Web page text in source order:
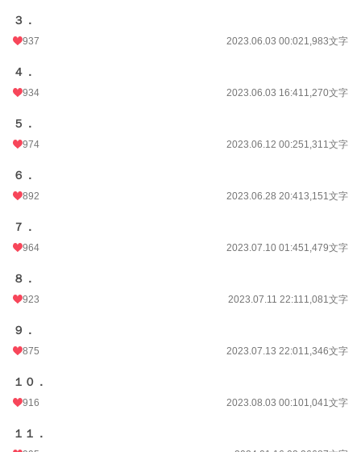
恋愛
お気に入り
24h.ポイント
文字数
更新日時
年間ポイント
３．
937 2023.06.03 00:021,983文字
４．
934 2023.06.03 16:411,270文字
５．
974 2023.06.12 00:251,311文字
６．
892 2023.06.28 20:413,151文字
７．
964 2023.07.10 01:451,479文字
８．
923 2023.07.11 22:111,081文字
９．
875 2023.07.13 22:011,346文字
１０．
916 2023.08.03 00:101,041文字
１１．